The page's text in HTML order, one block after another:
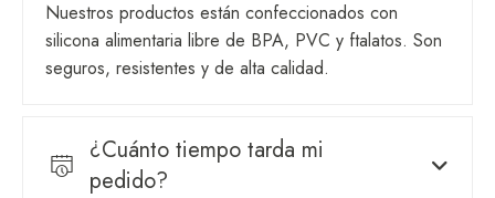
Nuestros productos están confeccionados con
silicona alimentaria libre de BPA, PVC y ftalatos. Son
seguros, resistentes y de alta calidad.
¿Cuánto tiempo tarda mi
pedido?